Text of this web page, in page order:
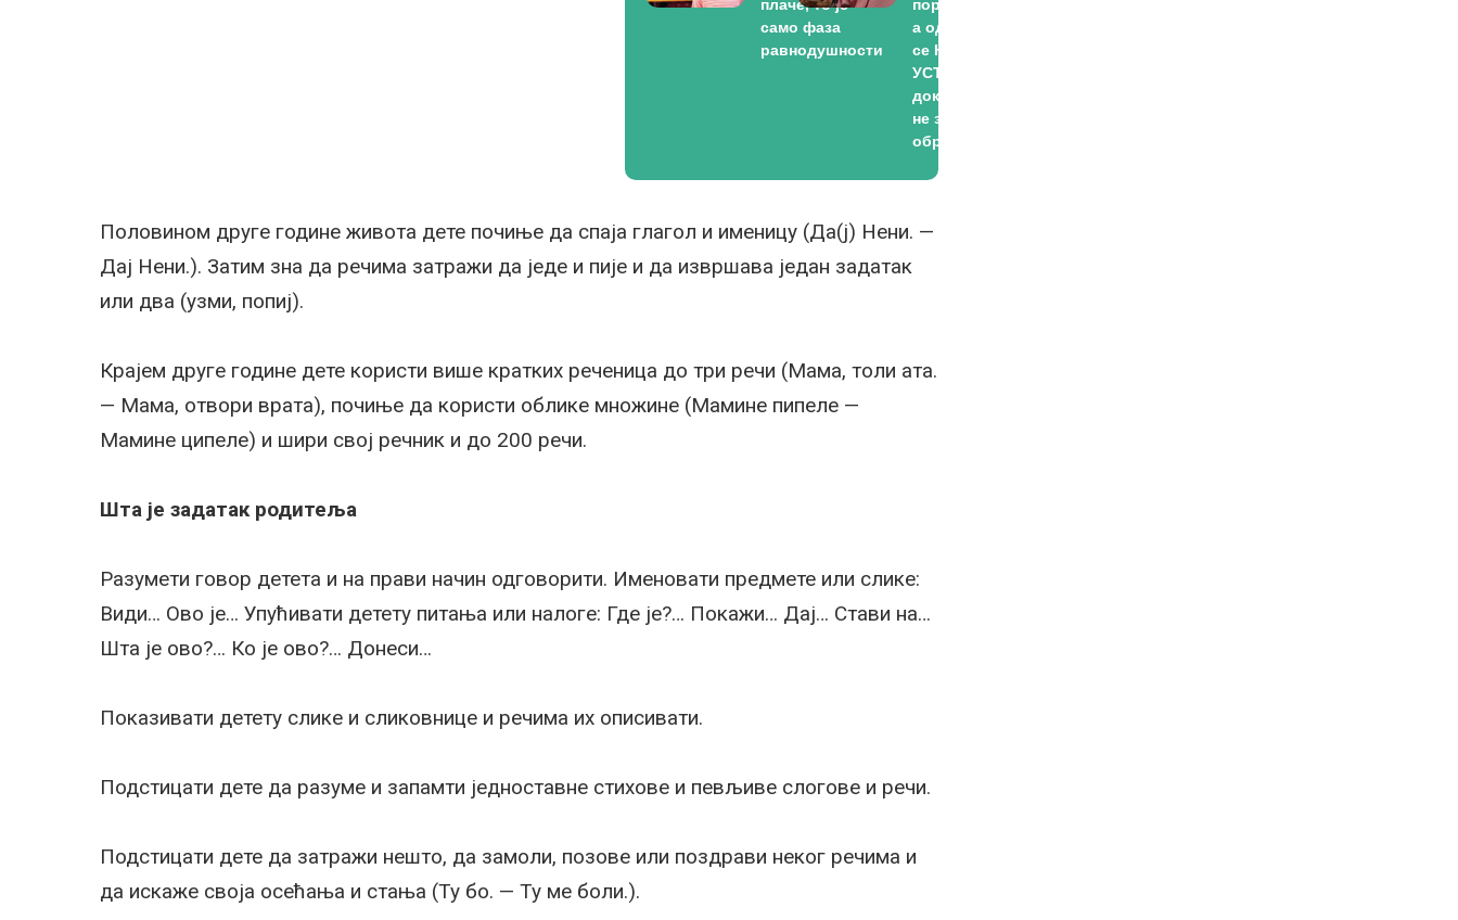
плаче, то је
само фаза
равнодушности
породици,
а од стола
се НЕ
УСТАЈЕ
док СВИ
не заврше
оброк
Половином друге године живота дете почиње да спаја глагол и именицу (Да(ј) Нени. —
Дај Нени.). Затим зна да речима затражи да једе и пије и да извршава један задатак
или два (узми, попиј).
Крајем друге године дете користи више кратких реченица до три речи (Мама, толи ата.
— Мама, отвори врата), почиње да користи облике множине (Мамине пипеле —
Мамине ципеле) и шири свој речник и до 200 речи.
Шта је задатак родитеља
Разумети говор детета и на прави начин одговорити. Именовати предмете или слике:
Види… Ово је… Упућивати детету питања или налоге: Где је?… Покажи… Дај… Стави на…
Шта је ово?… Ко је ово?… Донеси…
Показивати детету слике и сликовнице и речима их описивати.
Подстицати дете да разуме и запамти једноставне стихове и певљиве слогове и речи.
Подстицати дете да затражи нешто, да замоли, позове или поздрави неког речима и
да искаже своја осећања и стања (Ту бо. — Ту ме боли.).